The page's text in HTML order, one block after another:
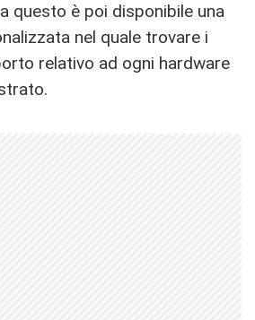
questo è poi disponibile una
nel quale trovare i
relativo ad ogni hardware